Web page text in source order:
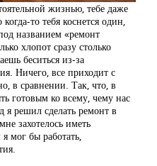
жизнью, тебе даже
то тебя коснется один,
названием «ремонт
хлопот сразу столько
беситься из-за
Ничего, все приходит с
в сравнении. Так, что, в
готовым ко всему, чему нас
я решил сделать ремонт в
захотелось иметь
мог бы работать,